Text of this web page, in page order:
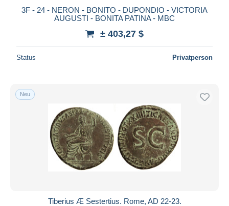
3F - 24 - NERON - BONITO - DUPONDIO - VICTORIA
AUGUSTI - BONITA PATINA - MBC
± 403,27 $
Status Privatperson
Neu
Tiberius Æ Sestertius. Rome, AD 22-23.